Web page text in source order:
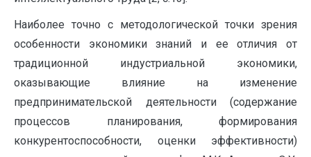
Наиболее точно с методологической точки зрения
особенности экономики знаний и ее отличия от
традиционной индустриальной экономики,
оказывающие влияние на изменение
предпринимательской деятельности (содержание
процессов планирования, формирования
конкурентоспособности, оценки эффективности)